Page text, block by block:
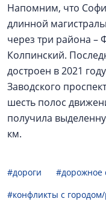
Напомним, что
длинной
через три района –
Колпинский.
достроен в 2021
Заводского
шесть полос
получила
км.
#дороги #дорожное
#конфликты с